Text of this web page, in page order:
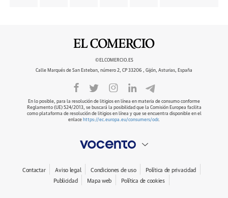
©ELCOMERCIO.ES
Calle Marqués de San Esteban, número 2, CP 33206 , Gijón, Asturias, España
En lo posible, para la resolución de litigios en línea en materia de consumo conforme
Reglamento (UE) 524/2013, se buscará la posibilidad que la Comisión Europea facilita
como plataforma de resolución de litigios en línea y que se encuentra disponible en el
enlace https://ec.europa.eu/consumers/odr.
Contactar Aviso legal Condiciones de uso
Política de privacidad
Publicidad
Mapa web Política de cookies